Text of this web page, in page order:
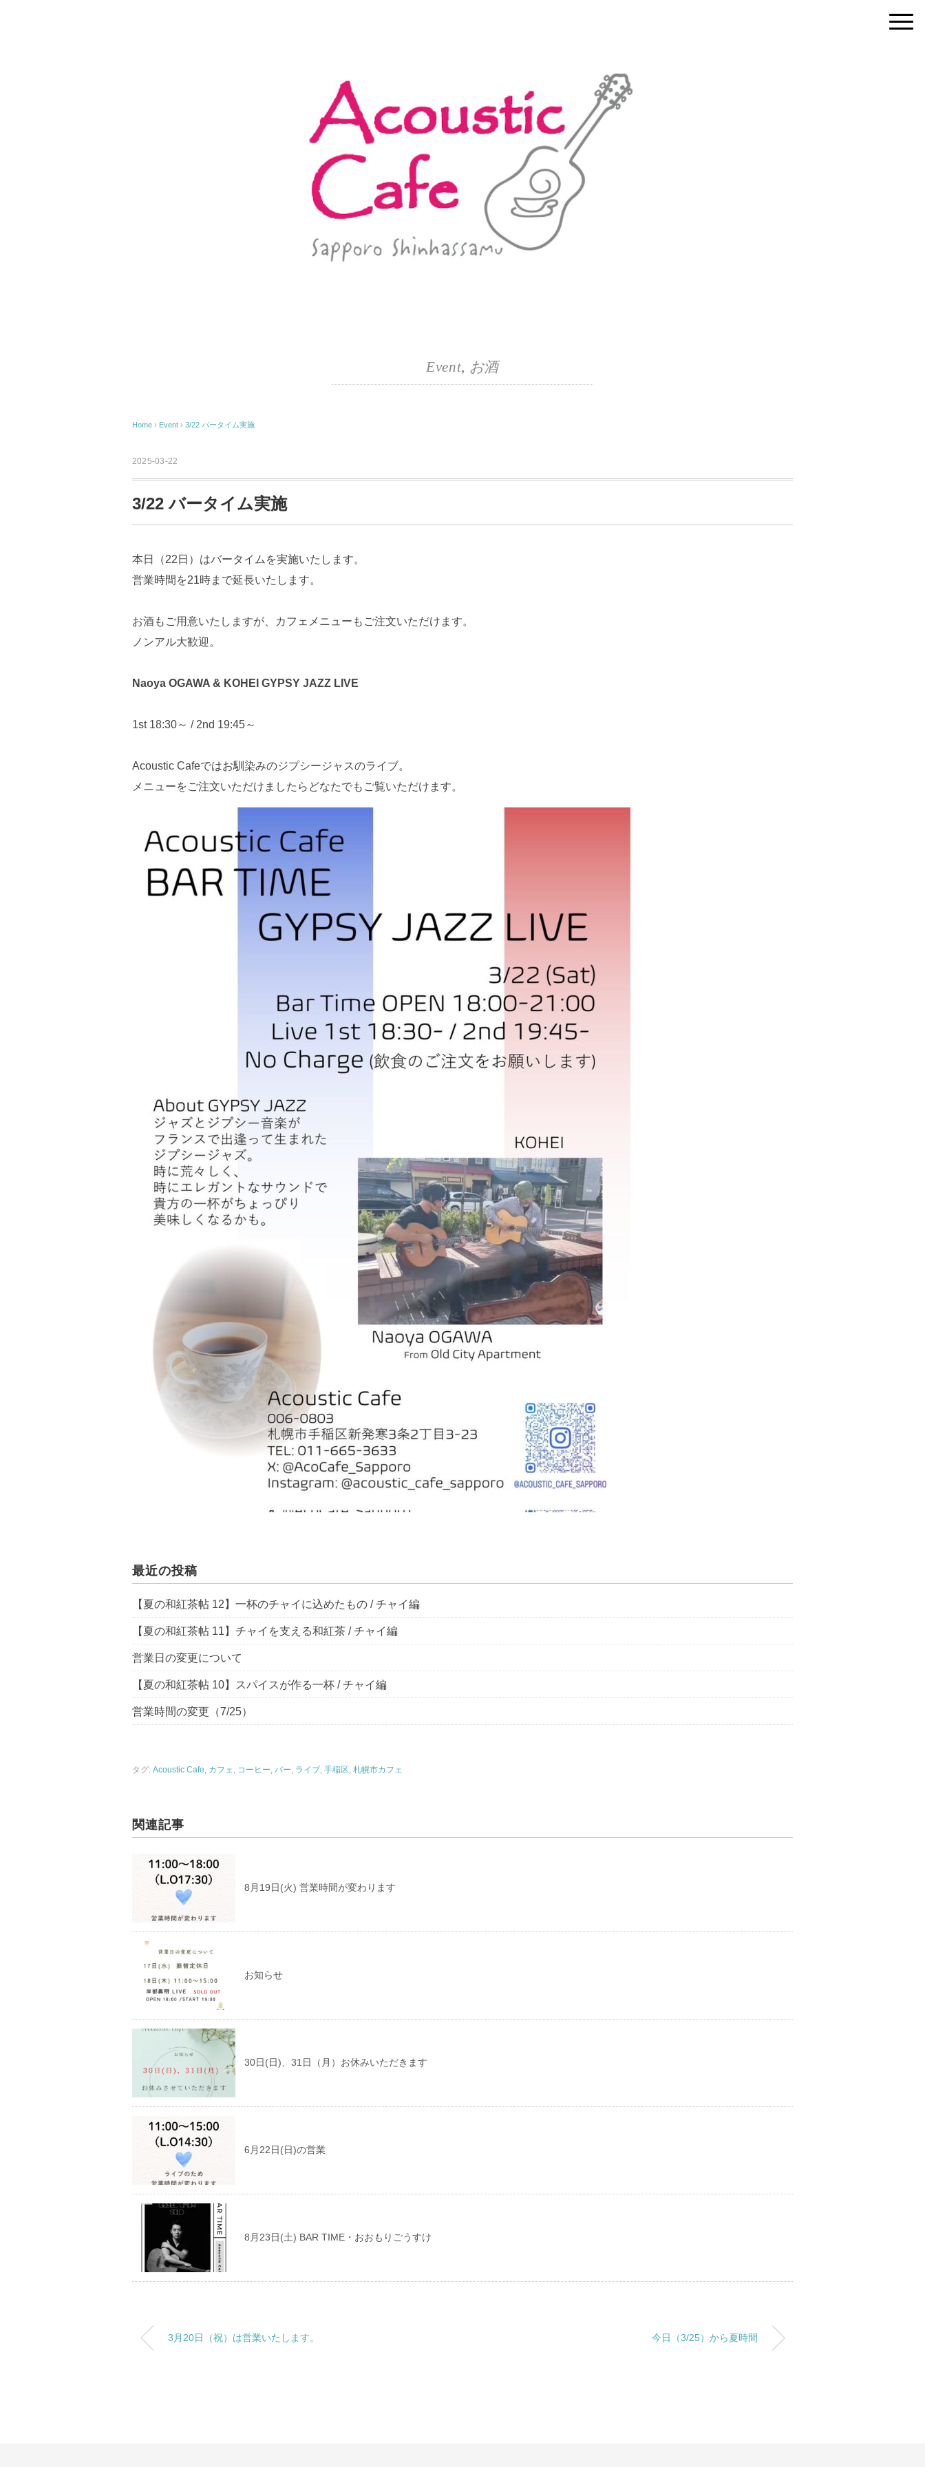
Event, お酒
Home › Event › 3/22 バータイム実施
2025-03-22
3/22 バータイム実施
本日（22日）はバータイムを実施いたします。
営業時間を21時まで延長いたします。
お酒もご用意いたしますが、カフェメニューもご注文いただけます。
ノンアル大歓迎。
Naoya OGAWA & KOHEI GYPSY JAZZ LIVE
1st 18:30～ / 2nd 19:45～
Acoustic Cafeではお馴染みのジプシージャスのライブ。
メニューをご注文いただけましたらどなたでもご覧いただけます。
最近の投稿
【夏の和紅茶帖 12】一杯のチャイに込めたもの / チャイ編
【夏の和紅茶帖 11】チャイを支える和紅茶 / チャイ編
営業日の変更について
【夏の和紅茶帖 10】スパイスが作る一杯 / チャイ編
営業時間の変更（7/25）
タグ: Acoustic Cafe, カフェ, コーヒー, バー, ライブ, 手稲区, 札幌市カフェ
関連記事
8月19日(火) 営業時間が変わります
お知らせ
30日(日)、31日（月）お休みいただきます
6月22日(日)の営業
8月23日(土) BAR TIME・おおもりごうすけ
3月20日（祝）は営業いたします。 今日（3/25）から夏時間